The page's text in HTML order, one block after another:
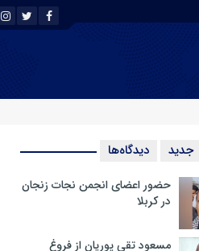
جدید دیدگاه‌ها
حضور اعضای انجمن نجات زنجان
در کربلا
مسعود تقی پوریان از فروغ